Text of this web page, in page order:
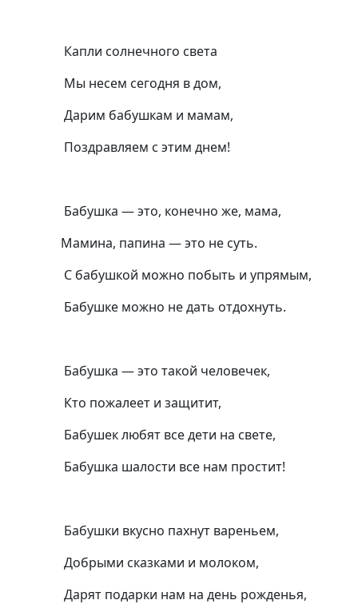
Капли солнечного света
Мы несем сегодня в дом,
Дарим бабушкам и мамам,
Поздравляем с этим днем!
Бабушка — это, конечно же, мама,
Мамина, папина — это не суть.
С бабушкой можно побыть и упрямым,
Бабушке можно не дать отдохнуть.
Бабушка — это такой человечек,
Кто пожалеет и защитит,
Бабушек любят все дети на свете,
Бабушка шалости все нам простит!
Бабушки вкусно пахнут вареньем,
Добрыми сказками и молоком,
Дарят подарки нам на день рожденья,